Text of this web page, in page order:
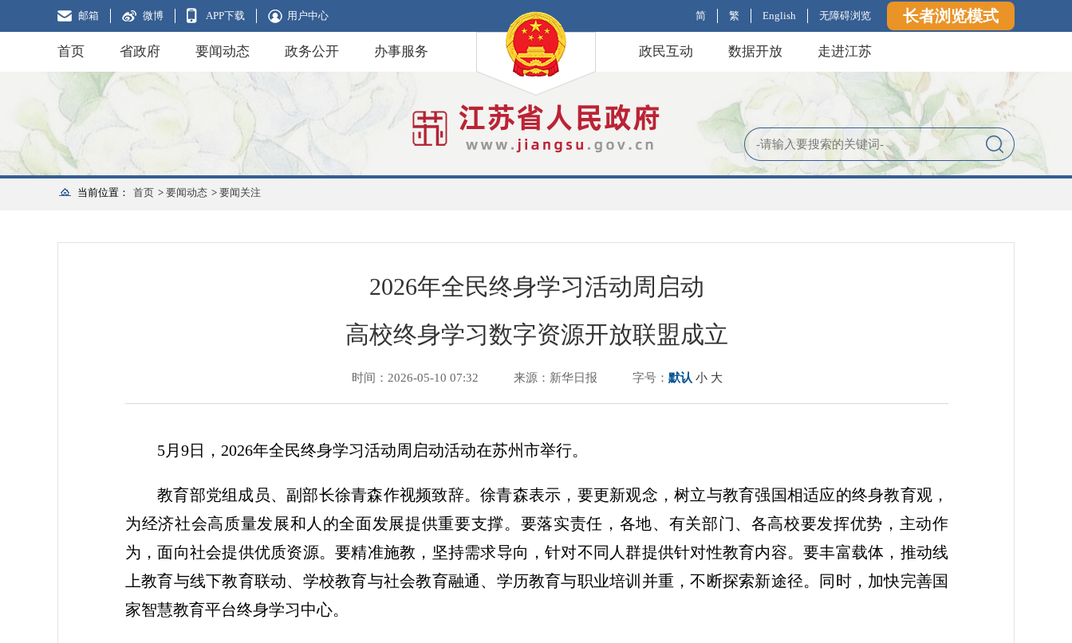
邮箱 微博 APP下载 用户中心 简 繁 English 无障碍浏览 长者浏览模式
首页 省政府 要闻动态 政务公开 办事服务 政民互动 数据开放 走进江苏
当前位置： 首页 > 要闻动态 > 要闻关注
2026年全民终身学习活动周启动
高校终身学习数字资源开放联盟成立
时间：2026-05-10 07:32 来源：新华日报 字号： 默认 小 大
5月9日，2026年全民终身学习活动周启动活动在苏州市举行。
教育部党组成员、副部长徐青森作视频致辞。徐青森表示，要更新观念，树立与教育强国相适应的终身教育观，
为经济社会高质量发展和人的全面发展提供重要支撑。要落实责任，各地、有关部门、各高校要发挥优势，主动作
为，面向社会提供优质资源。要精准施教，坚持需求导向，针对不同人群提供针对性教育内容。要丰富载体，推动线
上教育与线下教育联动、学校教育与社会教育融通、学历教育与职业培训并重，不断探索新途径。同时，加快完善国
家智慧教育平台终身学习中心。